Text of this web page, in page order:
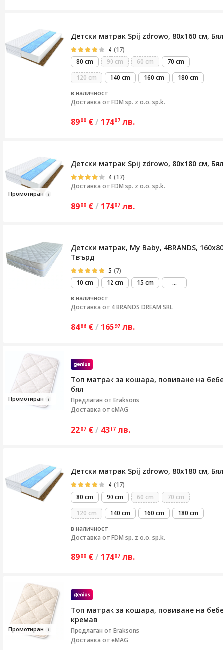
Детски матрак Spij zdrowo, 80x160 см, Бял
4 (17)
80 cm
90 cm 60 cm
70 cm
120 cm
140 cm 160 cm
180 cm
в наличност
Доставка от FDM sp. z o.o. sp.k.
8900 €/ 17407 лв.
Промотиран
Детски матрак Spij zdrowo, 80x180 см, Бял
4 (17)
Доставка от FDM sp. z o.o. sp.k.
8900 €/ 17407 лв.
Детски матрак, My Baby, 4BRANDS,
Твърд
5 (7)
10 cm
12 cm 15 cm ...виж
в наличност
Доставка от 4 BRANDS DREAM SRL
8486 €/ 16597 лв.
Промотиран
Топ матрак за кошара, повиване на
бял
Предлаган от Eraksons
Доставка от eMAG
2207 €/ 4317 лв.
Детски матрак Spij zdrowo, 80x180 см, Бял
4 (17)
80 cm
90 cm 60 cm
70 cm
120 cm
140 cm 160 cm
180 cm
в наличност
Доставка от FDM sp. z o.o. sp.k.
8900 €/ 17407 лв.
Промотиран
Топ матрак за кошара, повиване на
кремав
Предлаган от Eraksons
Доставка от eMAG